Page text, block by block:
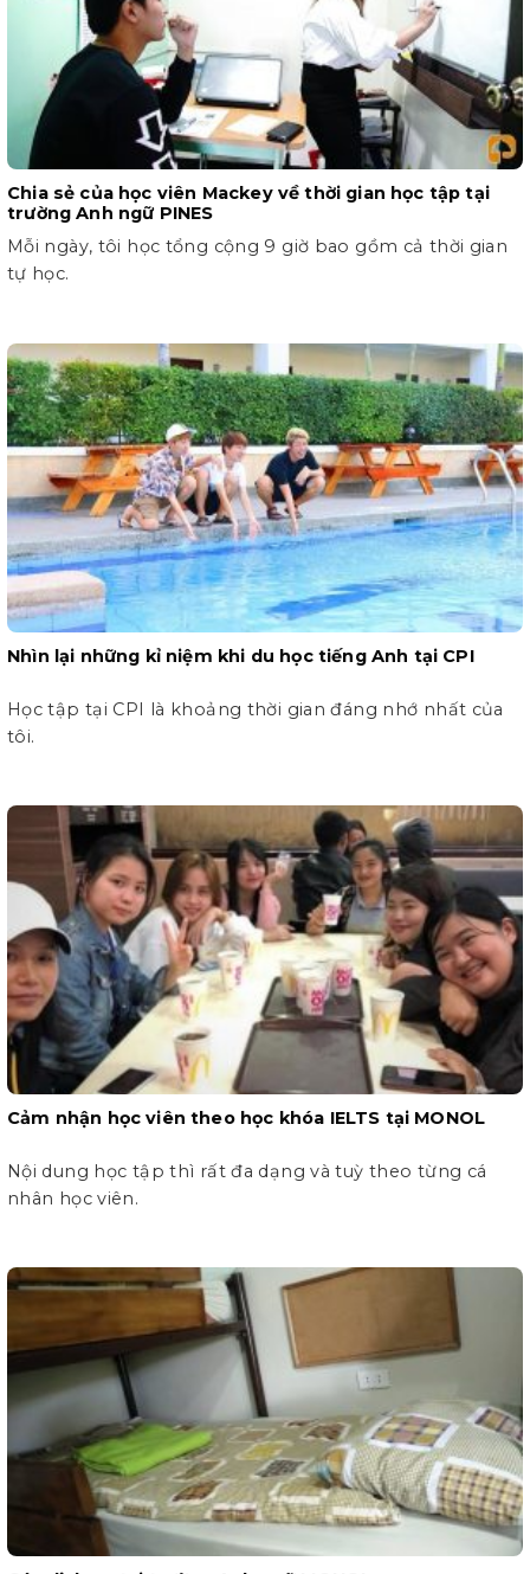
Chia sẻ của học viên Mackey về thời gian học tập tại
trường Anh ngữ PINES
Mỗi ngày, tôi học tổng cộng 9 giờ bao gồm cả thời gian
tự học.
Nhìn lại những kỉ niệm khi du học tiếng Anh tại CPI
Học tập tại CPI là khoảng thời gian đáng nhớ nhất của
tôi.
Cảm nhận học viên theo học khóa IELTS tại MONOL
Nội dung học tập thì rất đa dạng và tuỳ theo từng cá
nhân học viên.